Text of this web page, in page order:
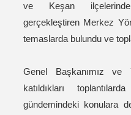
ve Keşan ilçelerinde
gerçekleştiren Merkez
temaslarda bulundu ve
Genel Başkanımız ve
katıldıkları
gündemindeki konulara